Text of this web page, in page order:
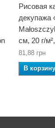
Рисовая
декупажа
см, 20 г/
81,88 грн
В корзину